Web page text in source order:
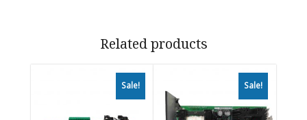
Related products
Sale! Sale!